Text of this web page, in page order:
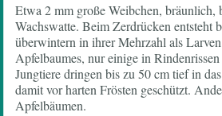
Etwa 2 mm große Weibchen, bräunlich,
Wachswatte. Beim Zerdrücken entsteht
überwintern in ihrer Mehrzahl als
Apfelbaumes, nur einige in
Jungtiere dringen bis zu 50 cm tief in
damit vor harten Frösten geschützt.
Apfelbäumen.